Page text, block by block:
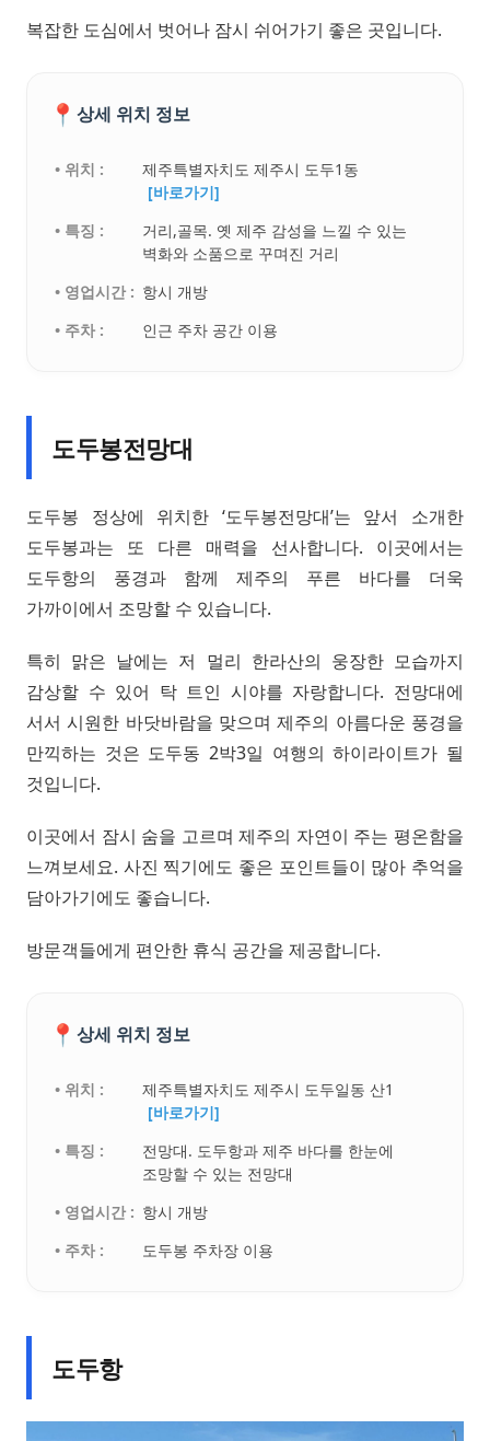
복잡한 도심에서 벗어나 잠시 쉬어가기 좋은 곳입니다.
📍 상세 위치 정보
• 위치 :
제주특별자치도 제주시 도두1동
[바로가기]
• 특징 :
거리,골목. 옛 제주 감성을 느낄 수 있는
벽화와 소품으로 꾸며진 거리
• 영업시간 : 항시 개방
• 주차 :
인근 주차 공간 이용
도두봉전망대
도두봉 정상에 위치한 ‘도두봉전망대’는 앞서 소개한
도두봉과는 또 다른 매력을 선사합니다. 이곳에서는
도두항의 풍경과 함께 제주의 푸른 바다를 더욱
가까이에서 조망할 수 있습니다.
특히 맑은 날에는 저 멀리 한라산의 웅장한 모습까지
감상할 수 있어 탁 트인 시야를 자랑합니다. 전망대에
서서 시원한 바닷바람을 맞으며 제주의 아름다운 풍경을
만끽하는 것은 도두동 2박3일 여행의 하이라이트가 될
것입니다.
이곳에서 잠시 숨을 고르며 제주의 자연이 주는 평온함을
느껴보세요. 사진 찍기에도 좋은 포인트들이 많아 추억을
담아가기에도 좋습니다.
방문객들에게 편안한 휴식 공간을 제공합니다.
📍 상세 위치 정보
• 위치 :
제주특별자치도 제주시 도두일동 산1
[바로가기]
• 특징 :
전망대. 도두항과 제주 바다를 한눈에
조망할 수 있는 전망대
• 영업시간 : 항시 개방
• 주차 :
도두봉 주차장 이용
도두항